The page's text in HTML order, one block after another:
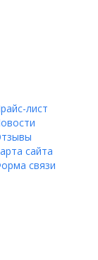
лист
сайта
связи